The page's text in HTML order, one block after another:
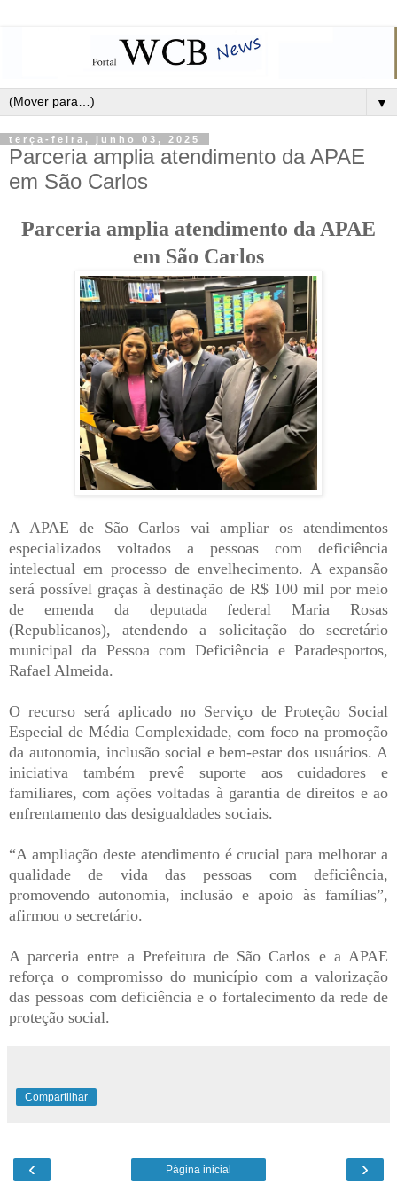
▼
terça-feira, junho 03, 2025
Parceria amplia atendimento da APAE
em São Carlos
Parceria amplia atendimento da APAE
em São Carlos
A APAE de São Carlos vai ampliar os atendimentos
especializados voltados a pessoas com deficiência
intelectual em processo de envelhecimento. A expansão
será possível graças à destinação de R$ 100 mil por meio
de emenda da deputada federal Maria Rosas
(Republicanos), atendendo a solicitação do secretário
municipal da Pessoa com Deficiência e Paradesportos,
Rafael Almeida.
O recurso será aplicado no Serviço de Proteção Social
Especial de Média Complexidade, com foco na promoção
da autonomia, inclusão social e bem-estar dos usuários. A
iniciativa também prevê suporte aos cuidadores e
familiares, com ações voltadas à garantia de direitos e ao
enfrentamento das desigualdades sociais.
“A ampliação deste atendimento é crucial para melhorar a
qualidade de vida das pessoas com deficiência,
promovendo autonomia, inclusão e apoio às famílias”,
afirmou o secretário.
A parceria entre a Prefeitura de São Carlos e a APAE
reforça o compromisso do município com a valorização
das pessoas com deficiência e o fortalecimento da rede de
proteção social.
Compartilhar
‹ ›
Página inicial